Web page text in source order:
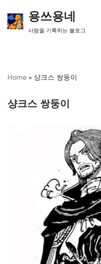
콘
너
용쓰용네
사람을 기록하는 블로그
Home » 샹크스 쌍둥이
샹크스 쌍둥이